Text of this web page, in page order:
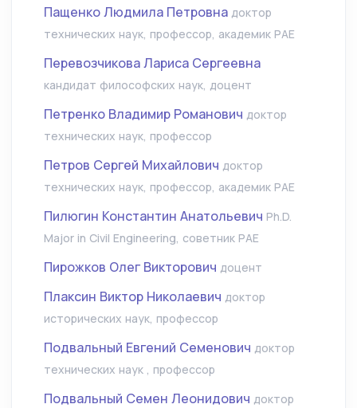
Пащенко Людмила Петровна доктор
технических наук, профессор, академик РАЕ
Перевозчикова Лариса Сергеевна
кандидат философских наук, доцент
Петренко Владимир Романович доктор
технических наук, профессор
Петров Сергей Михайлович доктор
технических наук, профессор, академик РАЕ
Пилюгин Константин Анатольевич Ph.D.
Major in Civil Engineering, советник РАЕ
Пирожков Олег Викторович доцент
Плаксин Виктор Николаевич доктор
исторических наук, профессор
Подвальный Евгений Семенович доктор
технических наук , профессор
Подвальный Семен Леонидович доктор